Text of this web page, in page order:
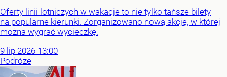
Oferty linii lotniczych w wakacje to nie tylko tańsze bilety
na popularne kierunki. Zorganizowano nową akcję, w której
można wygrać wycieczkę.
9 lip 2026 13:00
Podróże